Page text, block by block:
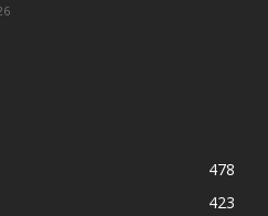
478
423